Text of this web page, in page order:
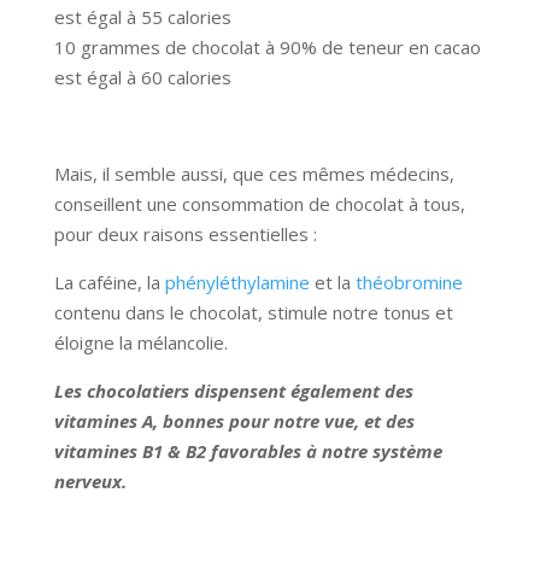
est égal à 55 calories
10 grammes de chocolat à 90% de teneur en cacao
est égal à 60 calories
Mais, il semble aussi, que ces mêmes médecins,
conseillent une consommation de chocolat à tous,
pour deux raisons essentielles :
La caféine, la phényléthylamine et la théobromine
contenu dans le chocolat, stimule notre tonus et
éloigne la mélancolie.
Les chocolatiers dispensent également des
vitamines A, bonnes pour notre vue, et des
vitamines B1 & B2 favorables à notre système
nerveux.